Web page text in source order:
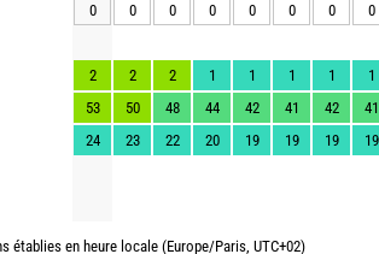
0
0 0 0 0 0 0 0
2 2 2 1 1 1 1
1
53
50 48 44 42 41 42
41
24
23 22 20 19 19 19 19
établies en heure locale (Europe/Paris, UTC+02)